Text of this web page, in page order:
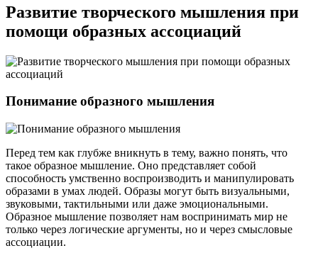
Развитие творческого мышления при
помощи образных ассоциаций
Понимание образного мышления
Перед тем как глубже вникнуть в тему, важно понять, что
такое образное мышление. Оно представляет собой
способность умственно воспроизводить и манипулировать
образами в умах людей. Образы могут быть визуальными,
звуковыми, тактильными или даже эмоциональными.
Образное мышление позволяет нам воспринимать мир не
только через логические аргументы, но и через смысловые
ассоциации.